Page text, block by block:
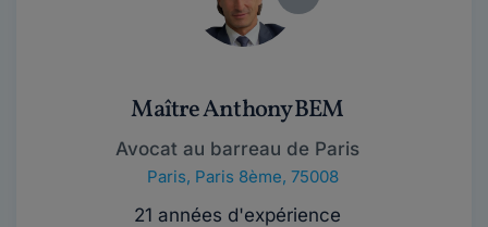
Maître Anthony BEM
Avocat au barreau de Paris
Paris, Paris 8ème, 75008
21 années d'expérience